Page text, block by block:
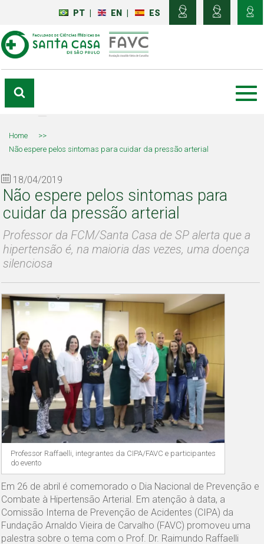
PT EN ES
Home
>>
Não espere pelos sintomas para cuidar da pressão arterial
18/04/2019
Não espere pelos sintomas para
cuidar da pressão arterial
Professor da FCM/Santa Casa de SP alerta que a
hipertensão é, na maioria das vezes, uma doença
silenciosa
Professor Raffaelli, integrantes da CIPA/FAVC e participantes
do evento
Em 26 de abril é comemorado o Dia Nacional de Prevenção e
Combate à Hipertensão Arterial. Em atenção à data, a
Comissão Interna de Prevenção de Acidentes (CIPA) da
Fundação Arnaldo Vieira de Carvalho (FAVC) promoveu uma
palestra sobre o tema com o Prof. Dr. Raimundo Raffaelli